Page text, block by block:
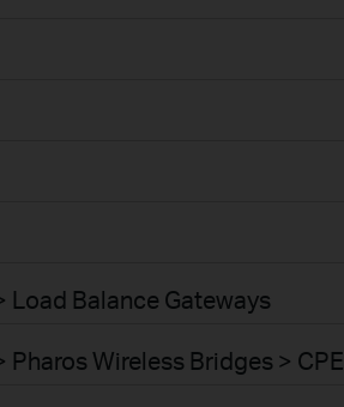
Load Balance Gateways
Wireless Bridges > CPE